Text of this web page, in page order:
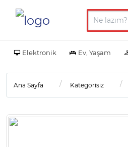
Elektronik Ev, Yaşam
Ana Sayfa Kategorisiz